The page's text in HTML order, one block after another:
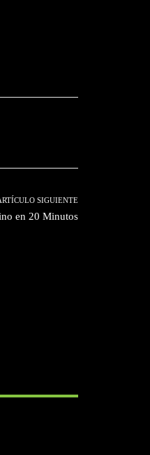
SIGUIENTE
en 20 Minutos